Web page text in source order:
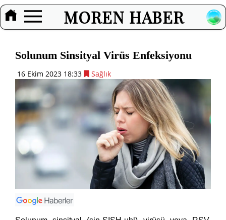
MOREN HABER
Solunum Sinsityal Virüs Enfeksiyonu
16 Ekim 2023 18:33 Sağlık